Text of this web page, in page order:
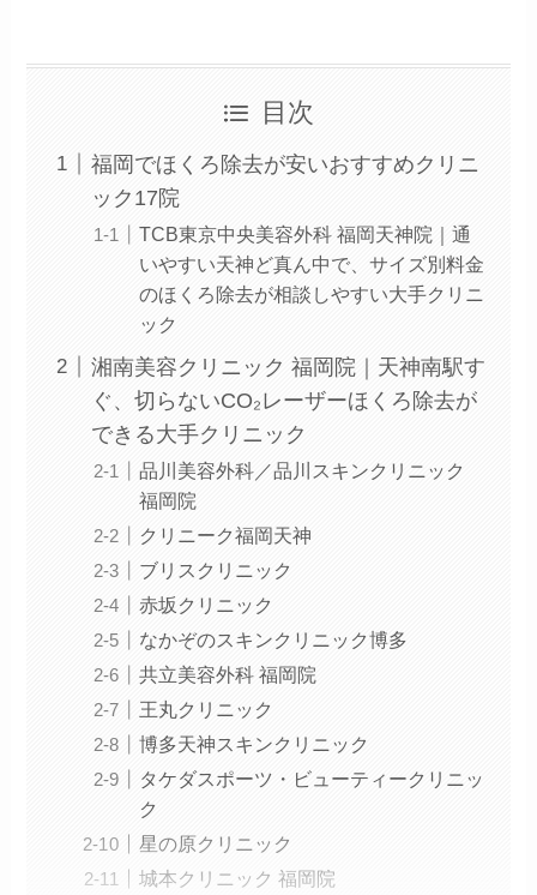
目次
福岡でほくろ除去が安いおすすめクリニ
ック17院
TCB東京中央美容外科 福岡天神院｜通
いやすい天神ど真ん中で、サイズ別料金
のほくろ除去が相談しやすい大手クリニ
ック
湘南美容クリニック 福岡院｜天神南駅す
ぐ、切らないCO₂レーザーほくろ除去が
できる大手クリニック
品川美容外科／品川スキンクリニック
福岡院
クリニーク福岡天神
ブリスクリニック
赤坂クリニック
なかぞのスキンクリニック博多
共立美容外科 福岡院
王丸クリニック
博多天神スキンクリニック
タケダスポーツ・ビューティークリニッ
ク
星の原クリニック
城本クリニック 福岡院